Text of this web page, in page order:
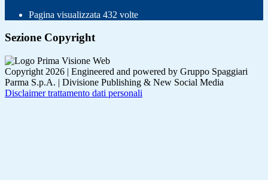
Pagina visualizzata 432 volte
Sezione Copyright
Copyright 2026 | Engineered and powered by Gruppo Spaggiari
Parma S.p.A. | Divisione Publishing & New Social Media
Disclaimer trattamento dati personali